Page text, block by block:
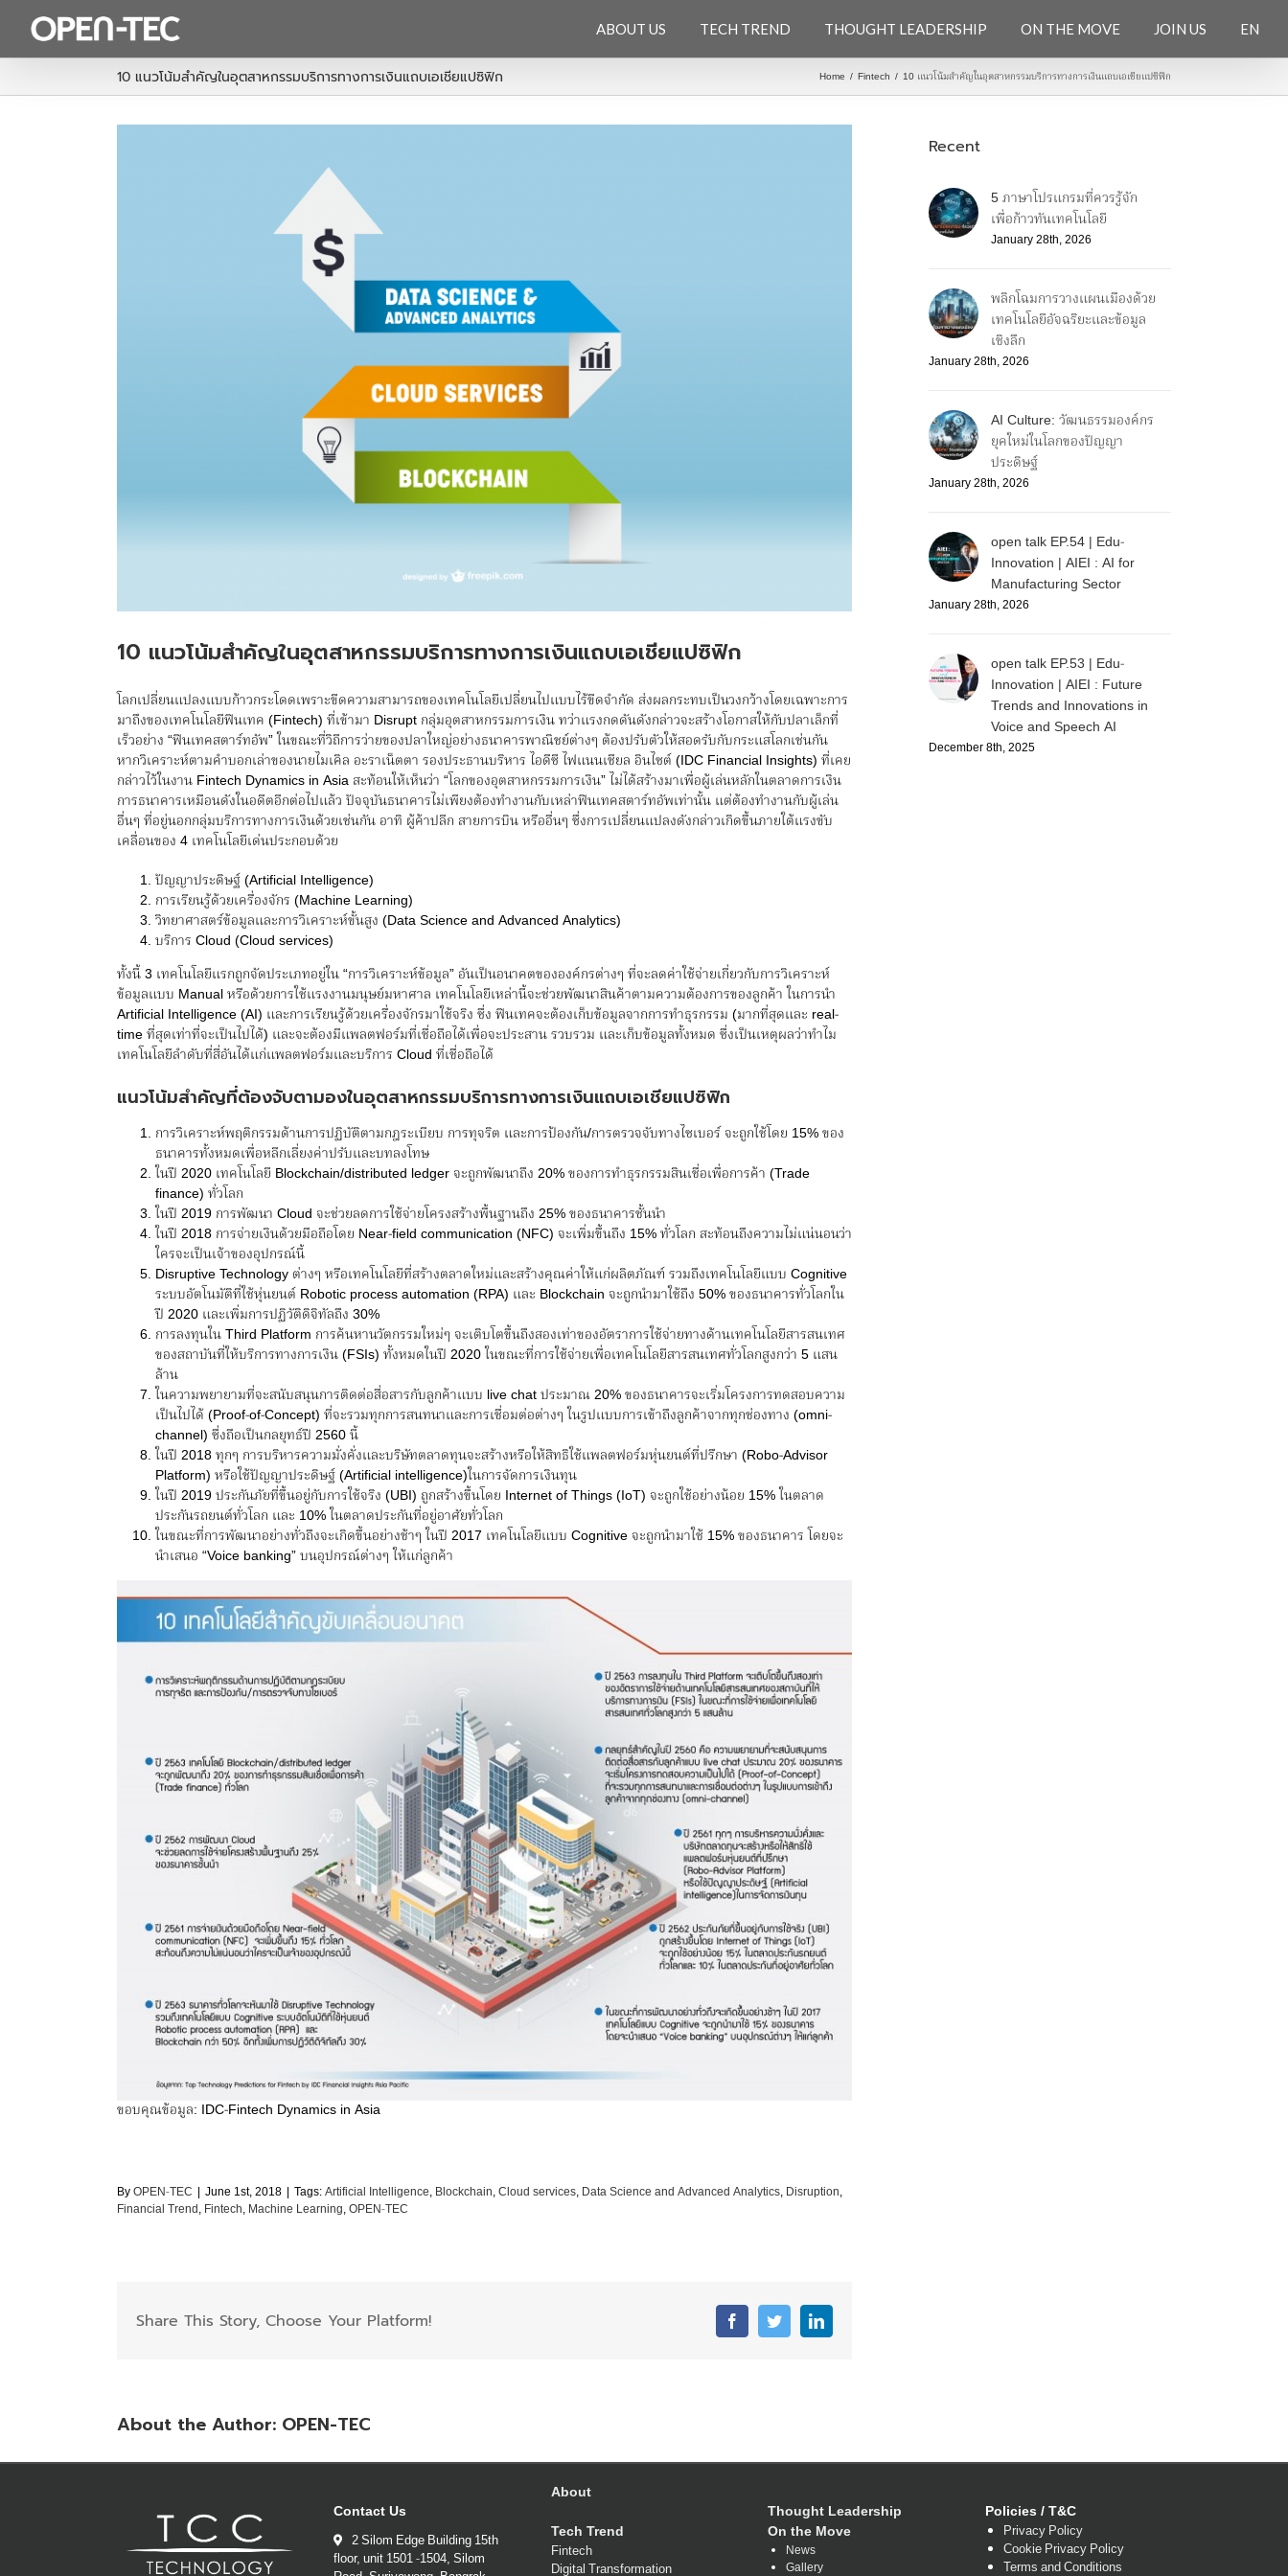
ABOUT US TECH TREND THOUGHT LEADERSHIP ON THE MOVE JOIN US EN
10 แนวโน้มสำคัญในอุตสาหกรรมบริการทางการเงินแถบเอเชียแปซิฟิก Home / Fintech / 10 แนวโน้มสำคัญในอุตสาหกรรมบริการทางการเงินแถบเอเชียแปซิฟิก
10 แนวโน้มสำคัญในอุตสาหกรรมบริการทางการเงินแถบเอเชียแปซิฟิก
โลกเปลี่ยนแปลงแบบก้าวกระโดดเพราะขีดความสามารถของเทคโนโลยีเปลี่ยนไปแบบไร้ขีดจำกัด ส่งผลกระทบเป็นวงกว้างโดยเฉพาะการ
มาถึงของเทคโนโลยีฟินเทค (Fintech) ที่เข้ามา Disrupt กลุ่มอุตสาหกรรมการเงิน ทว่าแรงกดดันดังกล่าวจะสร้างโอกาสให้กับปลาเล็กที่
เร็วอย่าง “ฟินเทคสตาร์ทอัพ” ในขณะที่วิถีการว่ายของปลาใหญ่อย่างธนาคารพาณิชย์ต่างๆ ต้องปรับตัวให้สอดรับกับกระแสโลกเช่นกัน
หากวิเคราะห์ตามคำบอกเล่าของนายไมเคิล อะราเน็ตตา รองประธานบริหาร ไอดีซี ไฟแนนเชียล อินไซต์ (IDC Financial Insights) ที่เคย
กล่าวไว้ในงาน Fintech Dynamics in Asia สะท้อนให้เห็นว่า “โลกของอุตสาหกรรมการเงิน” ไม่ได้สร้างมาเพื่อผู้เล่นหลักในตลาดการเงิน
การธนาคารเหมือนดังในอดีตอีกต่อไปแล้ว ปัจจุบันธนาคารไม่เพียงต้องทำงานกับเหล่าฟินเทคสตาร์ทอัพเท่านั้น แต่ต้องทำงานกับผู้เล่น
อื่นๆ ที่อยู่นอกกลุ่มบริการทางการเงินด้วยเช่นกัน อาทิ ผู้ค้าปลีก สายการบิน หรืออื่นๆ ซึ่งการเปลี่ยนแปลงดังกล่าวเกิดขึ้นภายใต้แรงขับ
เคลื่อนของ 4 เทคโนโลยีเด่นประกอบด้วย
ปัญญาประดิษฐ์ (Artificial Intelligence)
การเรียนรู้ด้วยเครื่องจักร (Machine Learning)
วิทยาศาสตร์ข้อมูลและการวิเคราะห์ขั้นสูง (Data Science and Advanced Analytics)
บริการ Cloud (Cloud services)
ทั้งนี้ 3 เทคโนโลยีแรกถูกจัดประเภทอยู่ใน “การวิเคราะห์ข้อมูล” อันเป็นอนาคตขององค์กรต่างๆ ที่จะลดค่าใช้จ่ายเกี่ยวกับการวิเคราะห์
ข้อมูลแบบ Manual หรือด้วยการใช้แรงงานมนุษย์มหาศาล เทคโนโลยีเหล่านี้จะช่วยพัฒนาสินค้าตามความต้องการของลูกค้า ในการนำ
Artificial Intelligence (AI) และการเรียนรู้ด้วยเครื่องจักรมาใช้จริง ซึ่ง ฟินเทคจะต้องเก็บข้อมูลจากการทำธุรกรรม (มากที่สุดและ real-
time ที่สุดเท่าที่จะเป็นไปได้) และจะต้องมีแพลตฟอร์มที่เชื่อถือได้เพื่อจะประสาน รวบรวม และเก็บข้อมูลทั้งหมด ซึ่งเป็นเหตุผลว่าทำไม
เทคโนโลยีลำดับที่สี่อันได้แก่แพลตฟอร์มและบริการ Cloud ที่เชื่อถือได้
แนวโน้มสำคัญที่ต้องจับตามองในอุตสาหกรรมบริการทางการเงินแถบเอเชียแปซิฟิก
การวิเคราะห์พฤติกรรมด้านการปฏิบัติตามกฎระเบียบ การทุจริต และการป้องกัน/การตรวจจับทางไซเบอร์ จะถูกใช้โดย 15% ของ
ธนาคารทั้งหมดเพื่อหลีกเลี่ยงค่าปรับและบทลงโทษ
ในปี 2020 เทคโนโลยี Blockchain/distributed ledger จะถูกพัฒนาถึง 20% ของการทำธุรกรรมสินเชื่อเพื่อการค้า (Trade
finance) ทั่วโลก
ในปี 2019 การพัฒนา Cloud จะช่วยลดการใช้จ่ายโครงสร้างพื้นฐานถึง 25% ของธนาคารชั้นนำ
ในปี 2018 การจ่ายเงินด้วยมือถือโดย Near-field communication (NFC) จะเพิ่มขึ้นถึง 15% ทั่วโลก สะท้อนถึงความไม่แน่นอนว่า
ใครจะเป็นเจ้าของอุปกรณ์นี้
Disruptive Technology ต่างๆ หรือเทคโนโลยีที่สร้างตลาดใหม่และสร้างคุณค่าให้แก่ผลิตภัณฑ์ รวมถึงเทคโนโลยีแบบ Cognitive
ระบบอัตโนมัติที่ใช้หุ่นยนต์ Robotic process automation (RPA) และ Blockchain จะถูกนำมาใช้ถึง 50% ของธนาคารทั่วโลกใน
ปี 2020 และเพิ่มการปฏิวัติดิจิทัลถึง 30%
การลงทุนใน Third Platform การค้นหานวัตกรรมใหม่ๆ จะเติบโตขึ้นถึงสองเท่าของอัตราการใช้จ่ายทางด้านเทคโนโลยีสารสนเทศ
ของสถาบันที่ให้บริการทางการเงิน (FSIs) ทั้งหมดในปี 2020 ในขณะที่การใช้จ่ายเพื่อเทคโนโลยีสารสนเทศทั่วโลกสูงกว่า 5 แสน
ล้าน
ในความพยายามที่จะสนับสนุนการติดต่อสื่อสารกับลูกค้าแบบ live chat ประมาณ 20% ของธนาคารจะเริ่มโครงการทดสอบความ
เป็นไปได้ (Proof-of-Concept) ที่จะรวมทุกการสนทนาและการเชื่อมต่อต่างๆ ในรูปแบบการเข้าถึงลูกค้าจากทุกช่องทาง (omni-
channel) ซึ่งถือเป็นกลยุทธ์ปี 2560 นี้
ในปี 2018 ทุกๆ การบริหารความมั่งคั่งและบริษัทตลาดทุนจะสร้างหรือให้สิทธิใช้แพลตฟอร์มหุ่นยนต์ที่ปรึกษา (Robo-Advisor
Platform) หรือใช้ปัญญาประดิษฐ์ (Artificial intelligence)ในการจัดการเงินทุน
ในปี 2019 ประกันภัยที่ขึ้นอยู่กับการใช้จริง (UBI) ถูกสร้างขึ้นโดย Internet of Things (IoT) จะถูกใช้อย่างน้อย 15% ในตลาด
ประกันรถยนต์ทั่วโลก และ 10% ในตลาดประกันที่อยู่อาศัยทั่วโลก
ในขณะที่การพัฒนาอย่างทั่วถึงจะเกิดขึ้นอย่างช้าๆ ในปี 2017 เทคโนโลยีแบบ Cognitive จะถูกนำมาใช้ 15% ของธนาคาร โดยจะ
นำเสนอ “Voice banking” บนอุปกรณ์ต่างๆ ให้แก่ลูกค้า
ขอบคุณข้อมูล: IDC-Fintech Dynamics in Asia
ByOPEN-TEC | June 1st, 2018 | Tags:Artificial Intelligence, Blockchain,Cloud services, Data Science and Advanced Analytics, Disruption,
Financial Trend, Fintech, Machine Learning,OPEN-TEC
Share This Story, Choose Your Platform! FacebookTwitterLinkedIn
About the Author: OPEN-TEC
Recent
5 ภาษาโปรแกรมที่ควรรู้จัก
เพื่อก้าวทันเทคโนโลยี
January 28th, 2026
พลิกโฉมการวางแผนเมืองด้วย
เทคโนโลยีอัจฉริยะและข้อมูล
เชิงลึก
January 28th, 2026
AI Culture: วัฒนธรรมองค์กร
ยุคใหม่ในโลกของปัญญา
ประดิษฐ์
January 28th, 2026
open talk EP.54 | Edu-
Innovation | AIEI : AI for
Manufacturing Sector
January 28th, 2026
open talk EP.53 | Edu-
Innovation | AIEI : Future
Trends and Innovations in
Voice and Speech AI
December 8th, 2025
Contact Us
2 Silom Edge Building 15th
floor, unit 1501 -1504, Silom
About
Tech Trend
Fintech
Digital Transformation
Thought Leadership
On the Move
News
Gallery
Policies / T&C
Privacy Policy
Cookie Privacy Policy
Terms and Conditions